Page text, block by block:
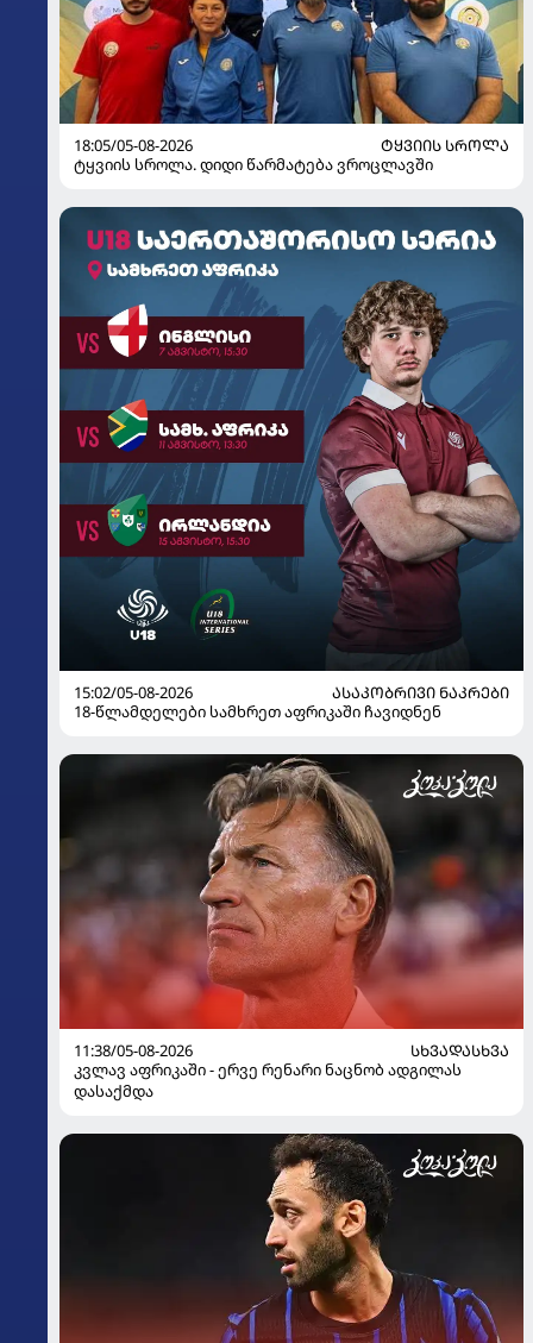
18:05/05-08-2026
ᲢᲧᲕᲘᲘᲡ ᲡᲠᲝᲚᲐ
ტყვიის სროლა. დიდი წარმატება ვროცლავში
15:02/05-08-2026
ᲐᲡᲐᲙᲝᲑᲠᲘᲕᲘ ᲜᲐᲙᲠᲔᲑᲘ
18-წლამდელები სამხრეთ აფრიკაში ჩავიდნენ
11:38/05-08-2026
ᲡᲮᲕᲐᲓᲐᲡᲮᲕᲐ
კვლავ აფრიკაში - ერვე რენარი ნაცნობ ადგილას
დასაქმდა